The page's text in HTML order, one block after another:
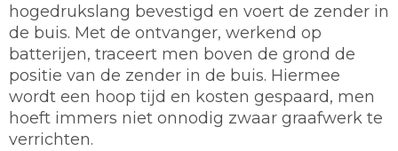
hogedrukslang bevestigd en voert de zender in
de buis. Met de ontvanger, werkend op
batterijen, traceert men boven de grond de
positie van de zender in de buis. Hiermee
wordt een hoop tijd en kosten gespaard, men
hoeft immers niet onnodig zwaar graafwerk te
verrichten.